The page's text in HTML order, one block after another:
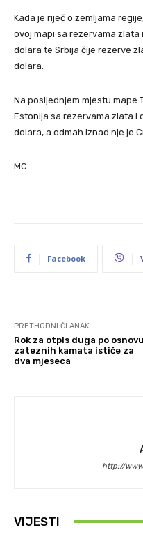
Kada je riječ o zemljama
ovoj mapi sa rezervama zlata
dolara te Srbija čije rezerve
dolara.
Na posljednjem mjestu mape
Estonija sa rezervama zlata i
dolara, a odmah iznad nje je
MC
Facebook
PRETHODNI ČLANAK
Rok za otpis duga po osnovu
zateznih kamata ističe za
dva mjeseca
http://
VIJESTI